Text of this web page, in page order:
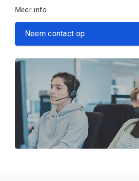
Meer info
Neem contact op